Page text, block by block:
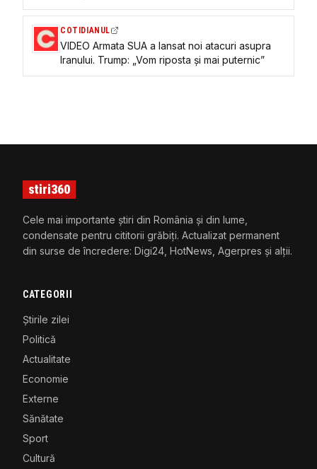
avertizez: Îi vom lovi puternic în seara asta”
COTIDIANUL
VIDEO Armata SUA a lansat noi atacuri asupra
Iranului. Trump: „Vom riposta și mai puternic”
stiri360
Cele mai importante știri din România și din lume,
condensate pentru cititorii grăbiți. Actualizat permanent
din surse de încredere: Digi24, HotNews, Agerpres și alții.
CATEGORII
Știrile zilei
Politică
Actualitate
Economie
Externe
Sănătate
Sport
Cultură